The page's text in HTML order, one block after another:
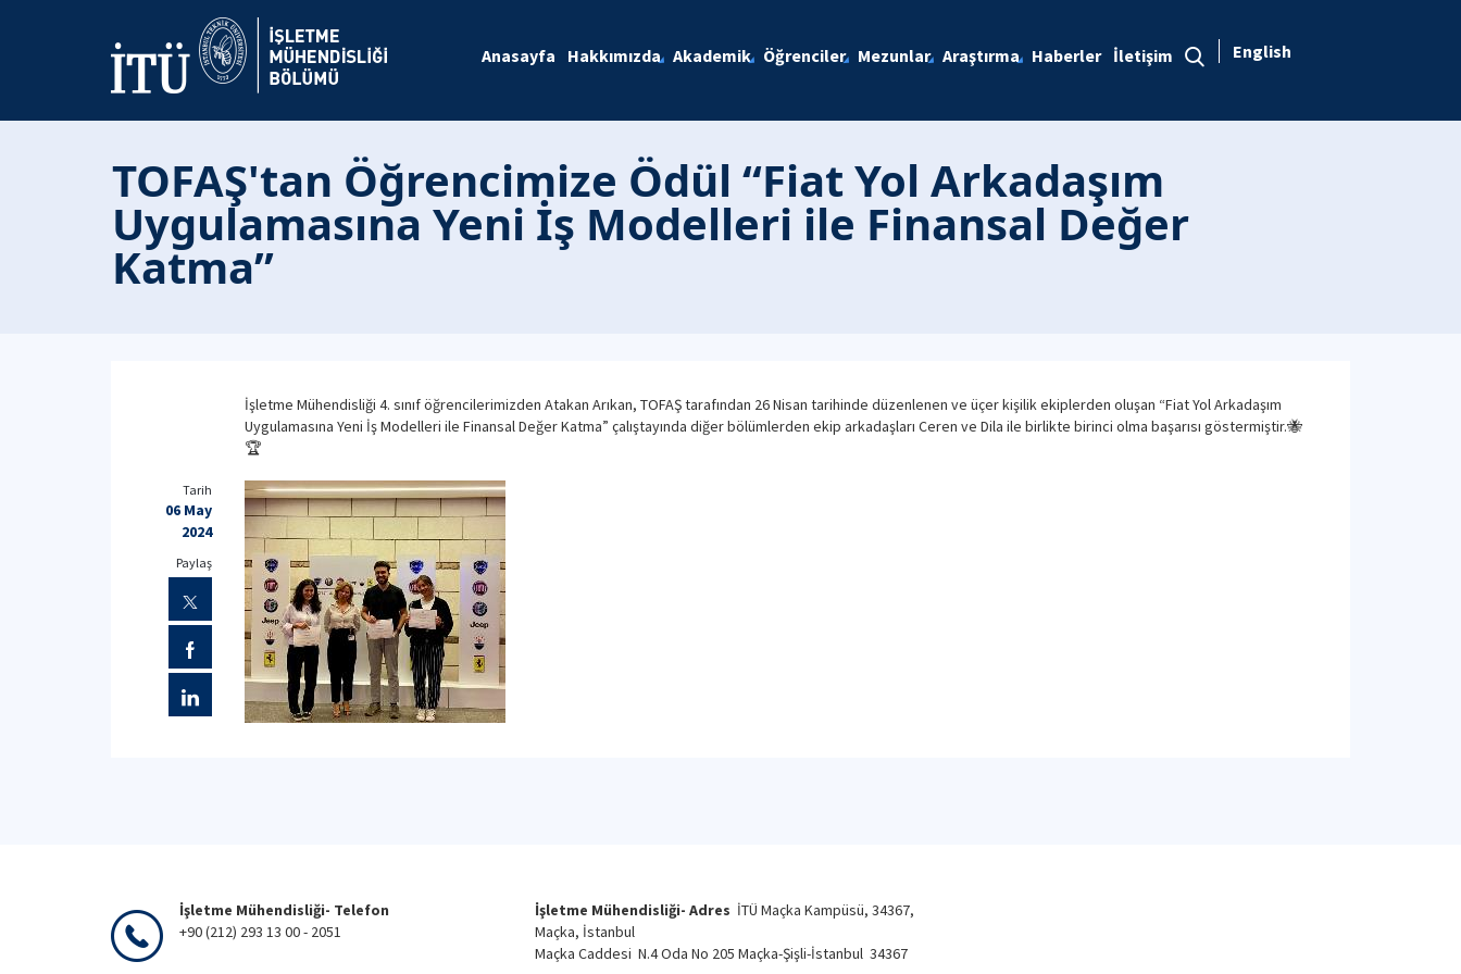
Anasayfa Hakkımızda Akademik Öğrenciler Mezunlar Araştırma Haberler İletişim English
TOFAŞ'tan Öğrencimize Ödül “Fiat Yol Arkadaşım
Uygulamasına Yeni İş Modelleri ile Finansal Değer
Katma”
İşletme Mühendisliği 4. sınıf öğrencilerimizden Atakan Arıkan, TOFAŞ tarafından 26 Nisan tarihinde düzenlenen ve üçer kişilik ekiplerden oluşan “Fiat Yol Arkadaşım
Uygulamasına Yeni İş Modelleri ile Finansal Değer Katma” çalıştayında diğer bölümlerden ekip arkadaşları Ceren ve Dila ile birlikte birinci olma başarısı göstermiştir.🐝
🏆
Tarih
06 May
2024
Paylaş
İşletme Mühendisliği- Telefon
+90 (212) 293 13 00 - 2051
İşletme Mühendisliği- Adres İTÜ Maçka Kampüsü, 34367,
Maçka, İstanbul
Maçka Caddesi N.4 Oda No 205 Maçka-Şişli-İstanbul 34367